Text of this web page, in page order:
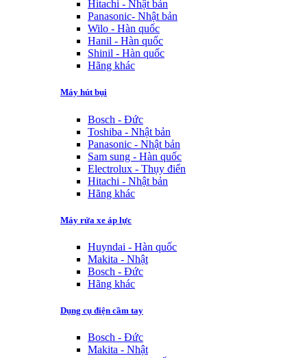
Hitachi - Nhật bản
Panasonic- Nhật bản
Wilo - Hàn quốc
Hanil - Hàn quốc
Shinil - Hàn quốc
Hãng khác
Máy hút bụi
Bosch - Đức
Toshiba - Nhật bản
Panasonic - Nhật bản
Sam sung - Hàn quốc
Electrolux - Thụy điển
Hitachi - Nhật bản
Hãng khác
Máy rửa xe áp lực
Huyndai - Hàn quốc
Makita - Nhật
Bosch - Đức
Hãng khác
Dụng cụ điện cầm tay
Bosch - Đức
Makita - Nhật